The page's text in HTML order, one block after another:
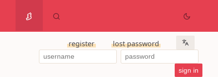
register lost password